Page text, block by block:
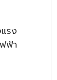
แรง
ฟ้า